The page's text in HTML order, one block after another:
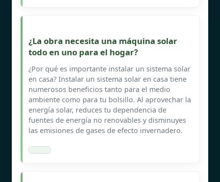
¿La obra necesita una máquina solar
todo en uno para el hogar?
¿Por qué es importante instalar un sistema solar
en casa? Instalar un sistema solar en casa tiene
numerosos beneficios tanto para el medio
ambiente como para tu bolsillo. Al aprovechar la
energía solar, reduces tu dependencia de
fuentes de energía no renovables y disminuyes
las emisiones de gases de efecto invernadero.